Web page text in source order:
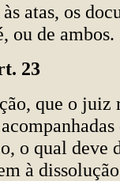
atas, os
ou de ambos.
23
que o juiz
o qual deve
à